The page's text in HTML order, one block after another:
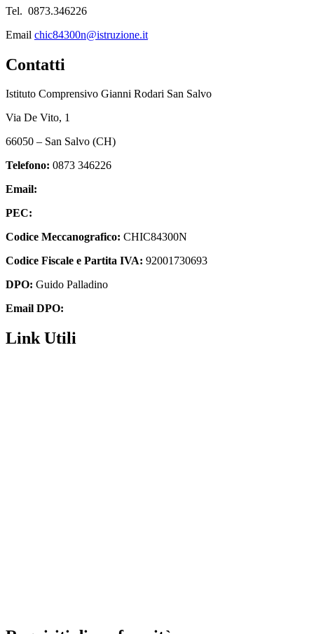
Tel. 0873.346226
Email chic84300n@istruzione.it
Contatti
Istituto Comprensivo Gianni Rodari San Salvo
Via De Vito, 1
66050 – San Salvo (CH)
Telefono: 0873 346226
Email:
PEC:
Codice Meccanografico: CHIC84300N
Codice Fiscale e Partita IVA: 92001730693
DPO: Guido Palladino
Email DPO:
Link Utili